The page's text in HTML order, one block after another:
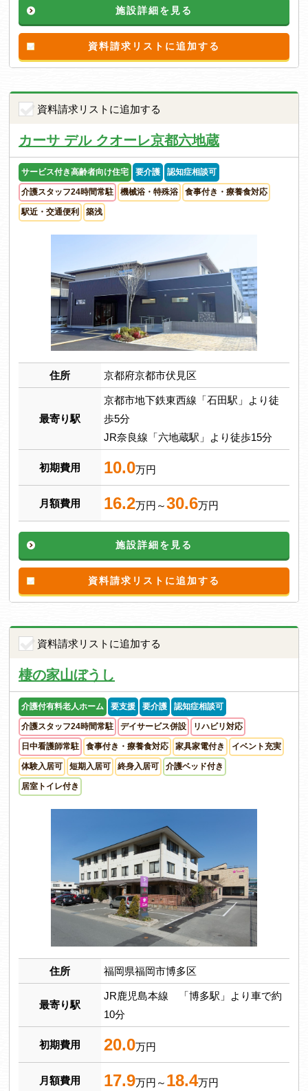
施設詳細を見る
資料請求リストに追加する
資料請求リストに追加する
カーサ デル クオーレ京都六地蔵
サービス付き高齢者向け住宅 要介護 認知症相談可
介護スタッフ24時間常駐 機械浴・特殊浴 食事付き・療養食対応
駅近・交通便利 築浅
住所 京都府京都市伏見区
最寄り駅
京都市地下鉄東西線「石田駅」より徒
歩5分
JR奈良線「六地蔵駅」より徒歩15分
初期費用 10.0万円
月額費用 16.2万円～30.6万円
施設詳細を見る
資料請求リストに追加する
資料請求リストに追加する
棲の家山ぼうし
介護付有料老人ホーム 要支援 要介護 認知症相談可
介護スタッフ24時間常駐 デイサービス併設 リハビリ対応
日中看護師常駐 食事付き・療養食対応 家具家電付き イベント充実
体験入居可 短期入居可 終身入居可 介護ベッド付き
居室トイレ付き
住所 福岡県福岡市博多区
最寄り駅
JR鹿児島本線 「博多駅」より車で約
10分
初期費用 20.0万円
月額費用 17.9万円～ 18.4万円